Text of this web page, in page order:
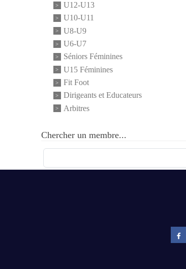
U12-U13
U10-U11
U8-U9
U6-U7
Séniors Féminines
U15 Féminines
Fit Foot
Dirigeants et Educateurs
Arbitres
Chercher un membre...